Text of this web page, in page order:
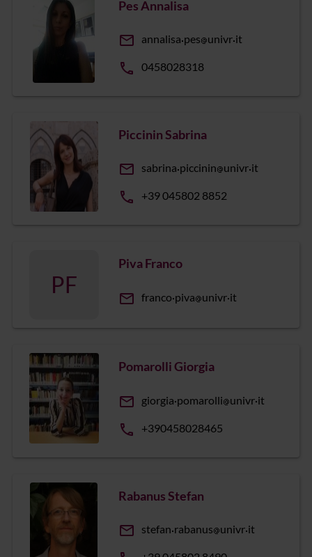
Pes Annalisa
email annalisa pes univr it
phone 0458028318
Piccinin Sabrina
email sabrina piccinin univr it
phone +39 045802 8852
PF
Piva Franco
email franco piva univr it
Pomarolli Giorgia
email giorgia pomarolli univr it
phone +390458028465
Rabanus Stefan
email stefan rabanus univr it